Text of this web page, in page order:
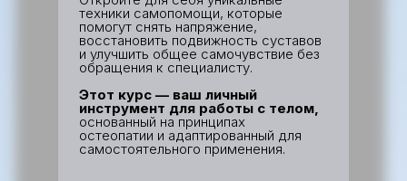
техники самопомощи, которые
помогут снять напряжение,
восстановить подвижность суставов
и улучшить общее самочувствие без
обращения к специалисту.
Этот курс — ваш личный
инструмент для работы с телом,
основанный на принципах
остеопатии и адаптированный для
самостоятельного применения.